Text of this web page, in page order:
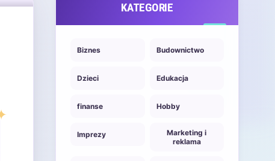
KATEGORIE
Biznes Budownictwo
Dzieci Edukacja
finanse Hobby
Imprezy
Marketing i
reklama